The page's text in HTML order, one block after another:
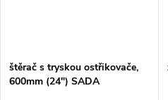
štěrač s tryskou ostřikovače,
600mm (24") SADA